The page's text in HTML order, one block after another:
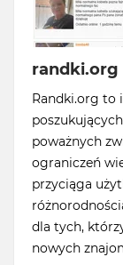
randki.org
Randki.org to
poważnych
ograniczeń
przyciąga
dla tych,
nowych